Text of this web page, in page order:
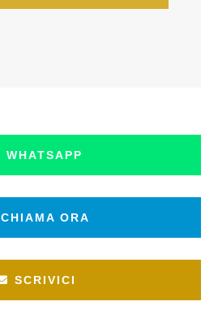
WHATSAPP
CHIAMA ORA
SCRIVICI